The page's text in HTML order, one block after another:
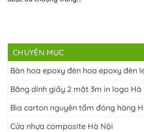
CHUYÊN MỤC
Bàn hoa epoxy đèn hoa epoxy đèn
Băng dính giấy 2 mặt 3m in logo Hà
Bìa carton nguyên tấm đóng hàng
Cửa nhựa composite Hà Nội